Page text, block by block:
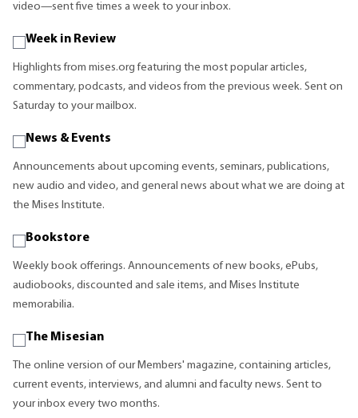
video—sent five times a week to your inbox.
Week in Review
Highlights from mises.org featuring the most popular articles,
commentary, podcasts, and videos from the previous week. Sent on
Saturday to your mailbox.
News & Events
Announcements about upcoming events, seminars, publications,
new audio and video, and general news about what we are doing at
the Mises Institute.
Bookstore
Weekly book offerings. Announcements of new books, ePubs,
audiobooks, discounted and sale items, and Mises Institute
memorabilia.
The Misesian
The online version of our Members' magazine, containing articles,
current events, interviews, and alumni and faculty news. Sent to
your inbox every two months.